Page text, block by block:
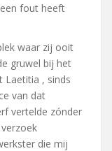
fout heeft
waar zij ooit
gruwel bij het
Laetitia , sinds
van dat
vertelde zónder
die mij